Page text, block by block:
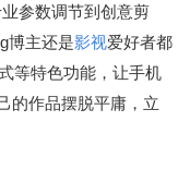
参数调节到创意剪
博主还是影视爱好者都
等特色功能，让手机
的作品摆脱平庸，立